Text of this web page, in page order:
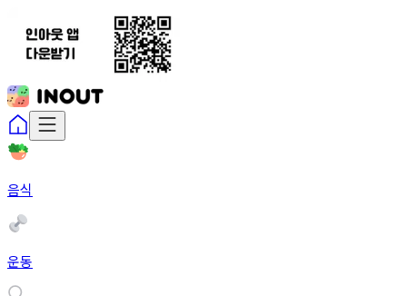
음식
운동